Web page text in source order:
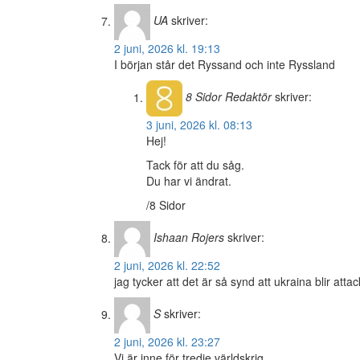
UA skriver:
2 juni, 2026 kl. 19:13
I början står det Ryssand och inte Ryssland
8 SidorRedaktör skriver:
3 juni, 2026 kl. 08:13
Hej!
Tack för att du såg.
Du har vi ändrat.
/8 Sidor
Ishaan Rojers skriver:
2 juni, 2026 kl. 22:52
jag tycker att det är så synd att ukraina blir
S skriver:
2 juni, 2026 kl. 23:27